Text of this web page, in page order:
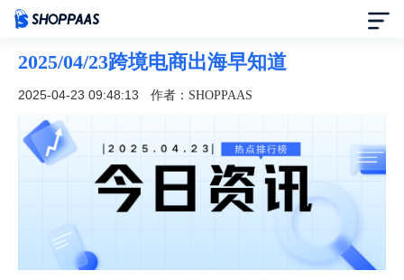
首页
定价
模板中心
合作伙伴
2025/04/23跨境电商出海早知道
2025-04-23 09:48:13 作者：SHOPPAAS